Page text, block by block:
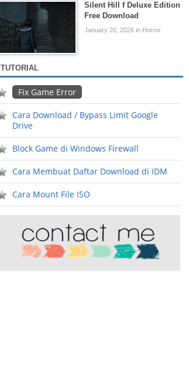
Silent Hill f Deluxe Edition
Free Download
January 20, 2026 in Horror
TUTORIAL
Fix Game Error
Cara Download / Bypass Limit Google
Drive
Block Game di Windows Firewall
Cara Membuat Daftar Download di IDM
Cara Mount File ISO